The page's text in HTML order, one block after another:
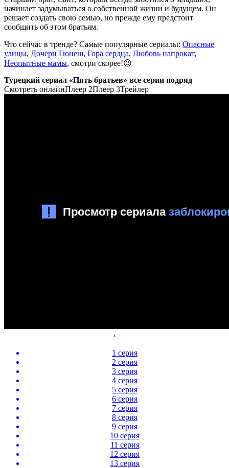
начинает задумываться о собственной жизни и будущем. Он
решает создать свою семью, но прежде ему предстоит
сообщить об этом братьям.
Что сейчас в тренде? Самые популярные сериалы: Опасные
улицы, Дочери Гюнеш, Гора сердца, Любовь напрокат,
Неопытные мамы, смотри скорее!😉
Турецкий сериал «Пять братьев» все серии подряд
Смотреть онлайнПлеер 2Плеер 3Трейлер
‹
1 серия
2 серия
3 серия
4 серия
5 серия
6 серия
7 серия
8 серия
9 серия
10 серия
11 серия
12 серия
13 серия